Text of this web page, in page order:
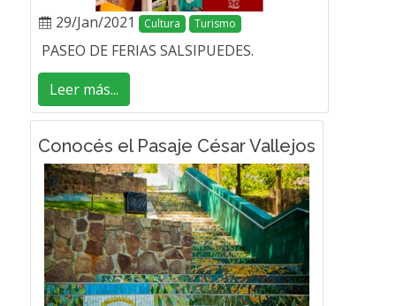
29/Jan/2021 Cultura Turismo
PASEO DE FERIAS SALSIPUEDES.
Leer más...
Conocés el Pasaje César Vallejos